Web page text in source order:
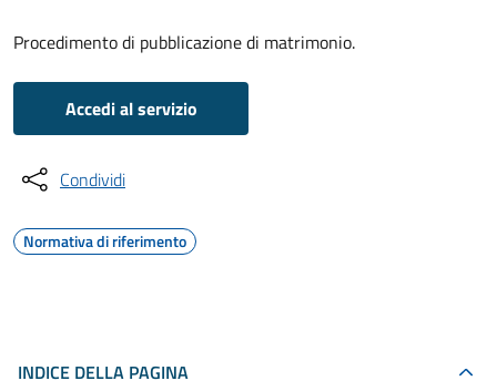
Procedimento di pubblicazione di matrimonio.
Accedi al servizio
Condividi
Normativa di riferimento
INDICE DELLA PAGINA